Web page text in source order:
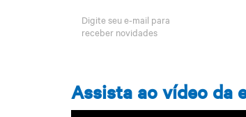
Digite seu e-mail para
receber novidades
Assista ao vídeo da